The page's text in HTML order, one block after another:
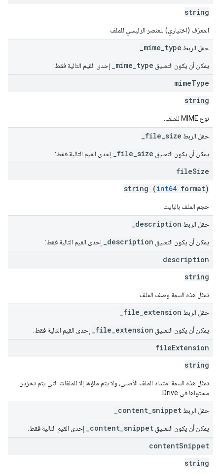
string
المعرّف (اختياري) للعنصر الرئيسي للملف
حقل الربط _mime_type
يمكن أن يكون التعليق _mime_type إحدى القيم التالية فقط:
mimeType
string
نوع MIME للملف.
حقل الربط _file_size
يمكن أن يكون التعليق _file_size إحدى القيم التالية فقط:
fileSize
string (int64 format)
حجم الملف بالبايت
حقل الربط _description
يمكن أن يكون التعليق _description إحدى القيم التالية فقط:
description
string
تمثّل هذه السمة وصف الملف.
حقل الربط _file_extension
يمكن أن يكون التعليق _file_extension إحدى القيم التالية فقط:
fileExtension
string
تمثّل هذه السمة امتداد الملف الأصلي، ولا يتم ملؤها إلا للملفات التي يتم تخزين
محتواها في Drive.
حقل الربط _content_snippet
يمكن أن يكون التعليق _content_snippet إحدى القيم التالية فقط:
contentSnippet
string